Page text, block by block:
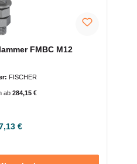
FMBC M12
FISCHER
ab284,15 €
Preis:
€